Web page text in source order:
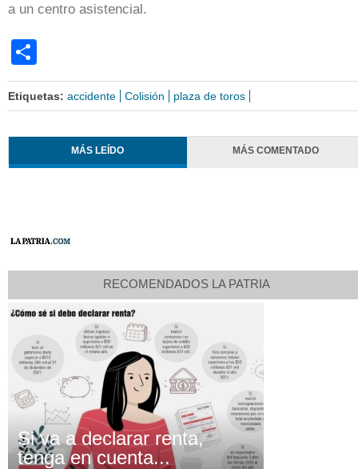
a un centro asistencial.
Etiquetas: accidente Colisión plaza de toros
MÁS LEÍDO MÁS COMENTADO
RECOMENDADOS LA PATRIA
Si va a declarar renta,
tenga en cuenta...